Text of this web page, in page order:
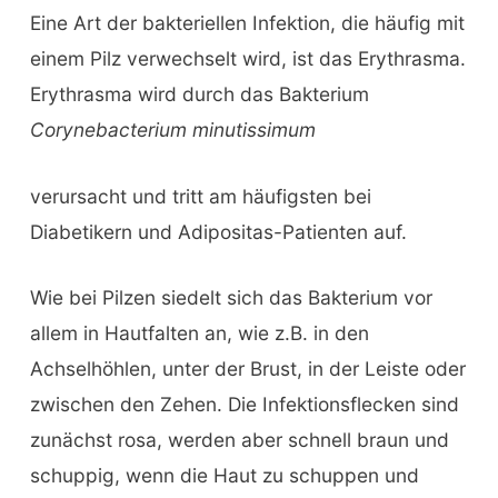
Eine Art der bakteriellen Infektion, die häufig mit
einem Pilz verwechselt wird, ist das Erythrasma.
Erythrasma wird durch das Bakterium
Corynebacterium minutissimum
verursacht und tritt am häufigsten bei
Diabetikern und Adipositas-Patienten auf.
Wie bei Pilzen siedelt sich das Bakterium vor
allem in Hautfalten an, wie z.B. in den
Achselhöhlen, unter der Brust, in der Leiste oder
zwischen den Zehen. Die Infektionsflecken sind
zunächst rosa, werden aber schnell braun und
schuppig, wenn die Haut zu schuppen und